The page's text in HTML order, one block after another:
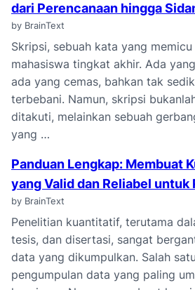
dari Perencanaan hingga
by BrainText
Skripsi, sebuah kata yang
mahasiswa tingkat akhir. Ada
ada yang cemas, bahkan tak
terbebani. Namun, skripsi
ditakuti, melainkan sebuah
yang …
Panduan Lengkap: Membuat
yang Valid dan Reliabel untuk
by BrainText
Penelitian kuantitatif, terutama
tesis, dan disertasi, sangat
data yang dikumpulkan. Salah
pengumpulan data yang paling